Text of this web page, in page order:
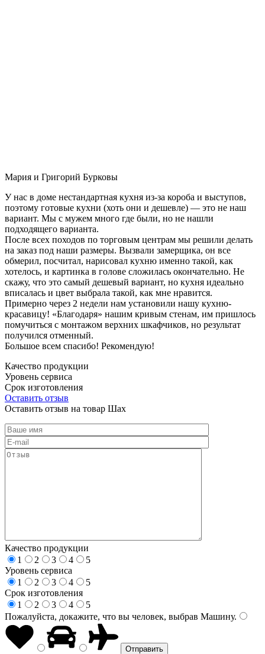
Мария и Григорий Бурковы
У нас в доме нестандартная кухня из-за короба и выступов,
поэтому готовые кухни (хоть они и дешевле) — это не наш
вариант. Мы с мужем много где были, но не нашли
подходящего варианта.
После всех походов по торговым центрам мы решили делать
на заказ под наши размеры. Вызвали замерщика, он все
обмерил, посчитал, нарисовал кухню именно такой, как
хотелось, и картинка в голове сложилась окончательно. Не
скажу, что это самый дешевый вариант, но кухня идеально
вписалась и цвет выбрала такой, как мне нравится.
Примерно через 2 недели нам установили нашу кухню-
красавицу! «Благодаря» нашим кривым стенам, им пришлось
помучиться с монтажом верхних шкафчиков, но результат
получился отменный.
Большое всем спасибо! Рекомендую!
Качество продукции
Уровень сервиса
Срок изготовления
Оставить отзыв
Оставить отзыв на товар Шах
Качество продукции
1
2 3 4
5
Уровень сервиса
1
2 3 4
5
Срок изготовления
1
2 3 4
5
Пожалуйста, докажите, что вы человек, выбрав Машину.